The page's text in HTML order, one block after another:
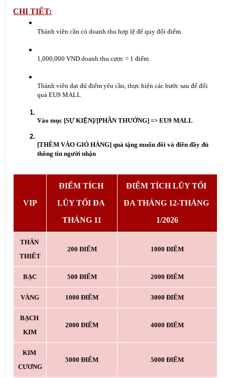
CHI TIẾT:
Thành viên cần có doanh thu hợp lệ để quy đổi điểm
1,000,000 VND doanh thu cược = 1 điểm
Thành viên đạt đủ điểm yêu cầu, thực hiện các bước sau để đổi
quà EU9 MALL
Vào mục [SỰ KIỆN]/[PHẦN THƯỞNG] => EU9 MALL
[THÊM VÀO GIỎ HÀNG] quà tặng muốn đổi và điền đầy đủ
thông tin người nhận
VIP
ĐIỂM TÍCH
LŨY TỐI ĐA
THÁNG 11
ĐIỂM TÍCH LŨY TỐI
ĐA THÁNG 12-THÁNG
1/2026
THÂN
THIẾT
200 ĐIỂM 1000 ĐIỂM
BẠC 500 ĐIỂM 2000 ĐIỂM
VÀNG 1000 ĐIỂM 3000 ĐIỂM
BẠCH
KIM
2000 ĐIỂM 4000 ĐIỂM
KIM
CƯƠNG
5000 ĐIỂM 5000 ĐIỂM